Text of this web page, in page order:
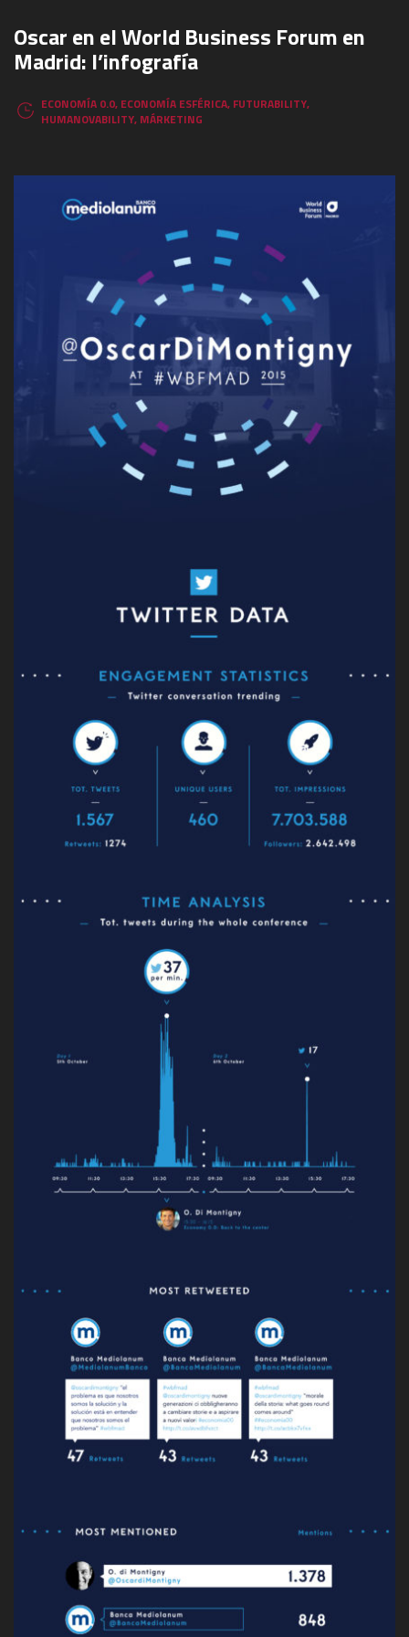
Oscar en el World Business Forum en
Madrid: l’infografía
ECONOMÍA 0.0, ECONOMÍA ESFÉRICA, FUTURABILITY,
HUMANOVABILITY, MÁRKETING